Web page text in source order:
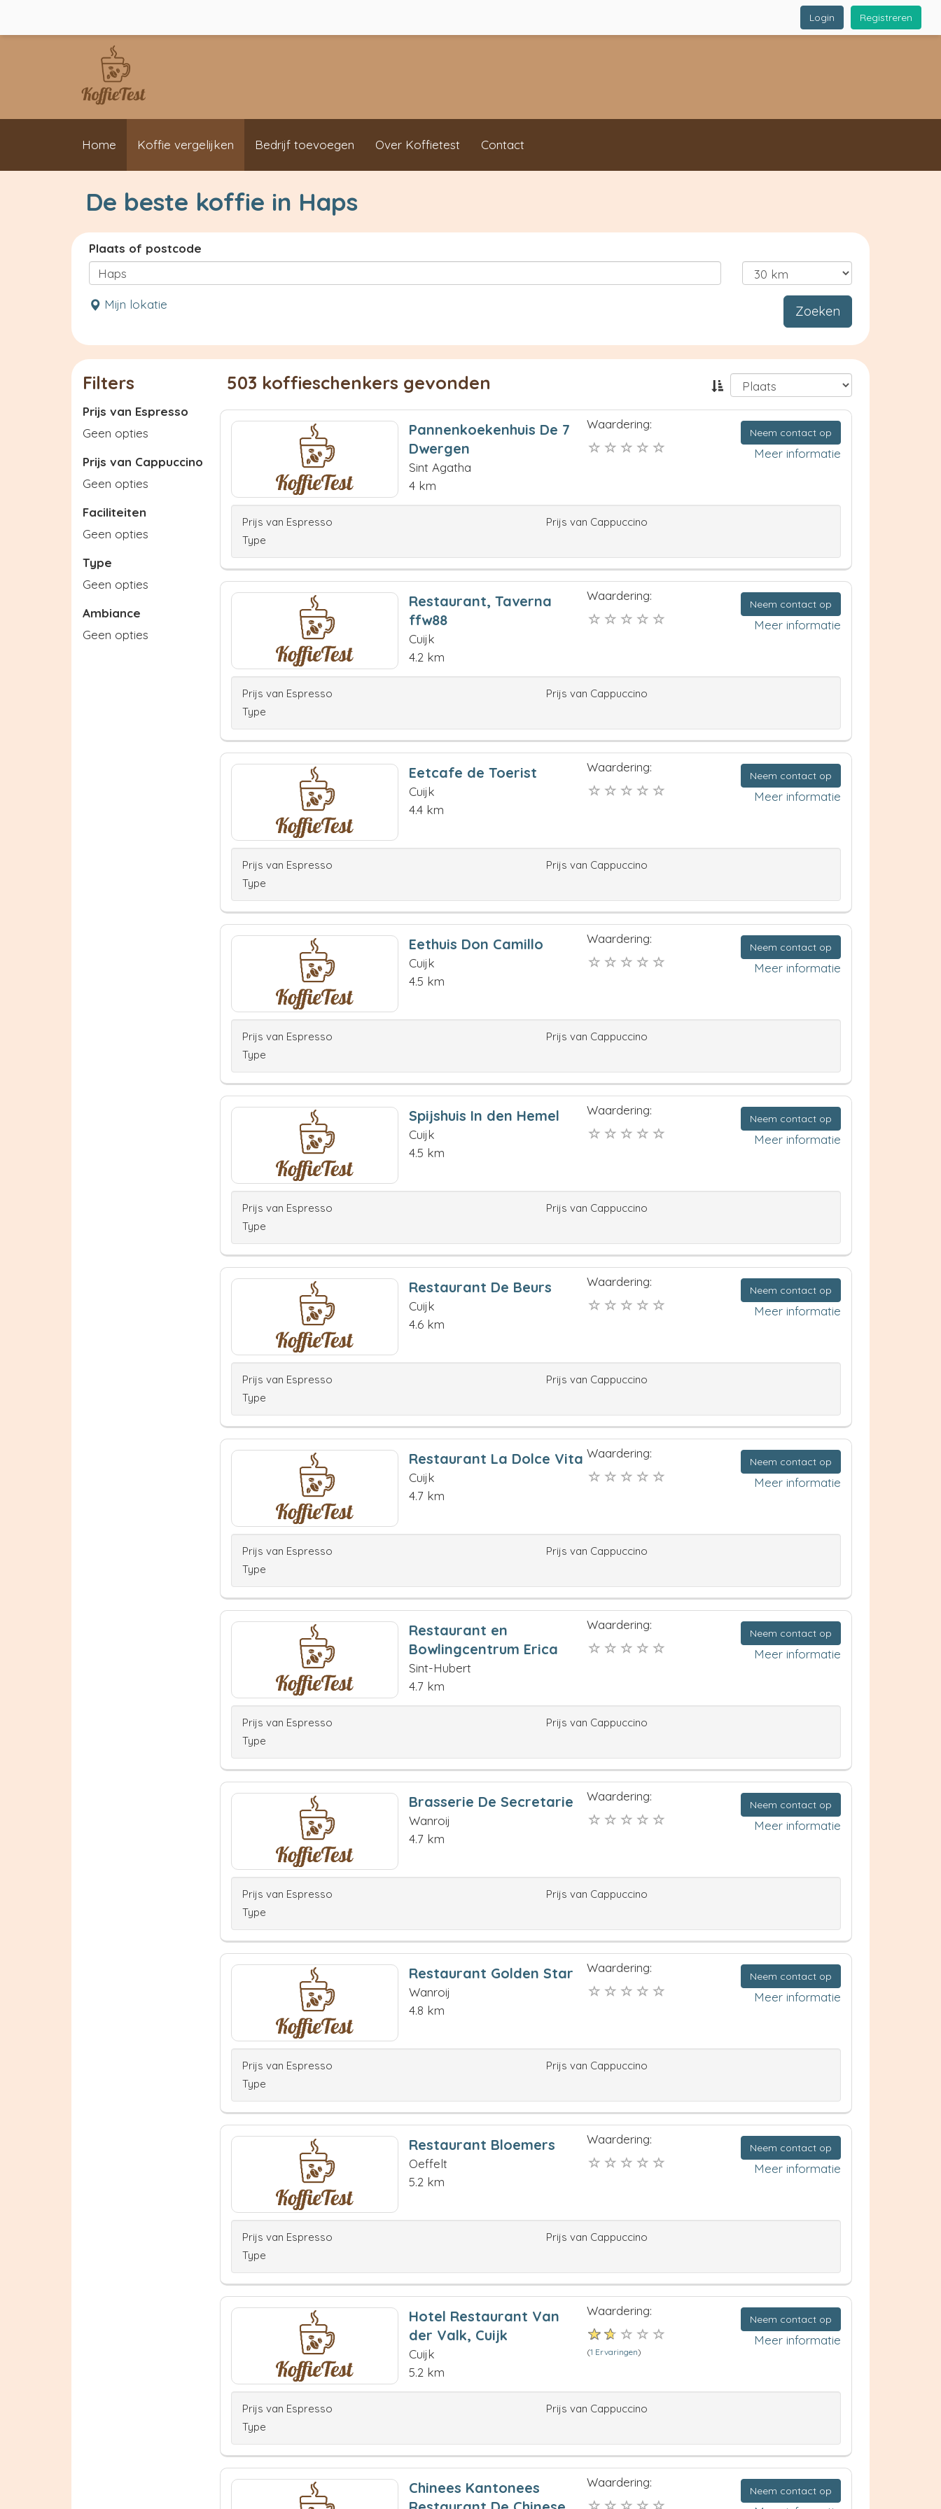
Registreren
Login
Home Koffie vergelijken Bedrijf toevoegen Over Koffietest Contact
De beste koffie in Haps
Plaats of postcode
Mijn lokatie Zoeken
Filters
Prijs van Espresso
Geen opties
Prijs van Cappuccino
Geen opties
Faciliteiten
Geen opties
Type
Geen opties
Ambiance
Geen opties
503 koffieschenkers gevonden
Pannenkoekenhuis De 7
Dwergen
Sint Agatha
4 km
Waardering:
Neem contact op
Meer informatie
Prijs van Espresso
Prijs van Cappuccino
Type
Restaurant, Taverna
ffw88
Cuijk
4.2 km
Waardering:
Neem contact op
Meer informatie
Prijs van Espresso
Prijs van Cappuccino
Type
Eetcafe de Toerist
Cuijk
4.4 km
Waardering:
Neem contact op
Meer informatie
Prijs van Espresso
Prijs van Cappuccino
Type
Eethuis Don Camillo
Cuijk
4.5 km
Waardering:
Neem contact op
Meer informatie
Prijs van Espresso
Prijs van Cappuccino
Type
Spijshuis In den Hemel
Cuijk
4.5 km
Waardering:
Neem contact op
Meer informatie
Prijs van Espresso
Prijs van Cappuccino
Type
Restaurant De Beurs
Cuijk
4.6 km
Waardering:
Neem contact op
Meer informatie
Prijs van Espresso
Prijs van Cappuccino
Type
Restaurant La Dolce Vita
Cuijk
4.7 km
Waardering:
Neem contact op
Meer informatie
Prijs van Espresso
Prijs van Cappuccino
Type
Restaurant en
Bowlingcentrum Erica
Sint-Hubert
4.7 km
Waardering:
Neem contact op
Meer informatie
Prijs van Espresso
Prijs van Cappuccino
Type
Brasserie De Secretarie
Wanroij
4.7 km
Waardering:
Neem contact op
Meer informatie
Prijs van Espresso
Prijs van Cappuccino
Type
Restaurant Golden Star
Wanroij
4.8 km
Waardering:
Neem contact op
Meer informatie
Prijs van Espresso
Prijs van Cappuccino
Type
Restaurant Bloemers
Oeffelt
5.2 km
Waardering:
Neem contact op
Meer informatie
Prijs van Espresso
Prijs van Cappuccino
Type
Hotel Restaurant Van
der Valk, Cuijk
Cuijk
5.2 km
Waardering:
(1 Ervaringen)
Neem contact op
Meer informatie
Prijs van Espresso
Prijs van Cappuccino
Type
Chinees Kantonees
Waardering:
Neem contact op